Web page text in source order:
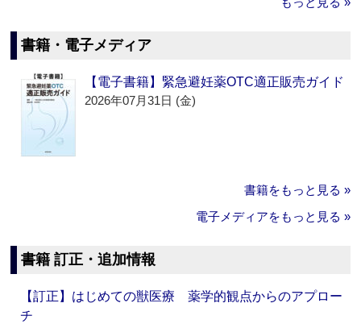
書籍・電子メディア
【電子書籍】緊急避妊薬OTC適正販売ガイド
2026年07月31日 (金)
書籍をもっと見る »
電子メディアをもっと見る »
書籍 訂正・追加情報
【訂正】はじめての獣医療 薬学的観点からのアプロー
チ